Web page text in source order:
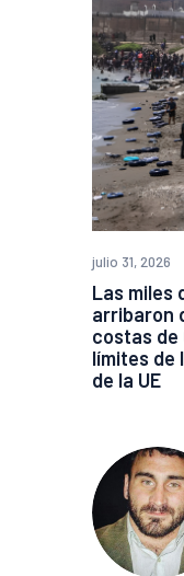
julio 31, 2026
Las miles
arribaron
costas de
límites de
de la UE